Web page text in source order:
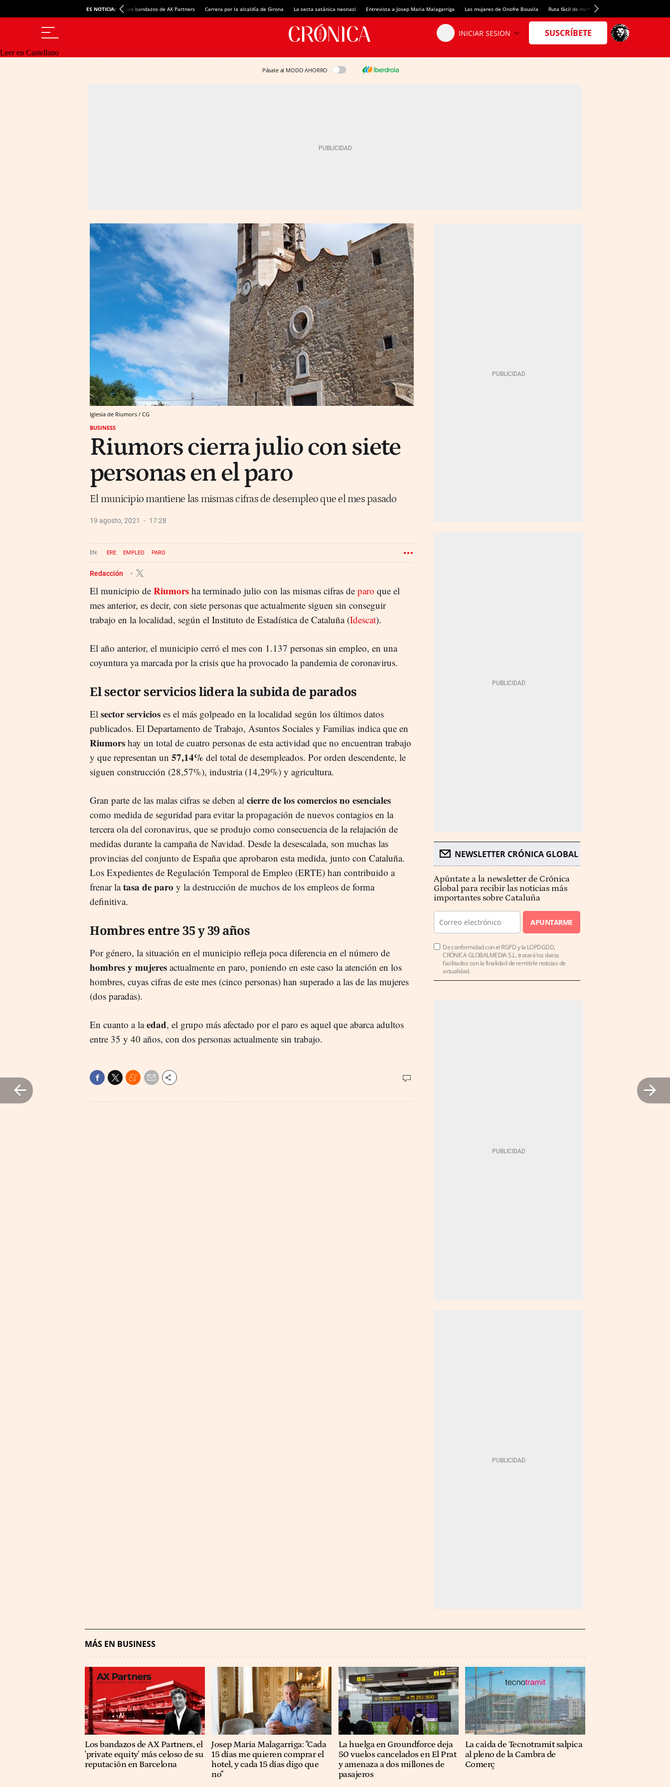
ES NOTICIA: Los bandazos de AX Partners Carrera por la alcaldía de Girona La secta satánica neonazi Entrevista a Josep Maria Malagarriga Las mujeres de Onofre Bouvila Ruta fácil de montaña
Leer en Castellano
Pásate al MODO AHORRO
Iglesia de Riumors / CG
BUSINESS
Riumors cierra julio con siete
personas en el paro
El municipio mantiene las mismas cifras de desempleo que el mes pasado
19 agosto, 2021 17:28
ERE EMPLEO PARO
Redacción
El municipio de Riumors ha terminado julio con las mismas cifras de paro que el
mes anterior, es decir, con siete personas que actualmente siguen sin conseguir
trabajo en la localidad, según el Instituto de Estadística de Cataluña (Idescat).
El año anterior, el municipio cerró el mes con 1.137 personas sin empleo, en una
coyuntura ya marcada por la crisis que ha provocado la pandemia de coronavirus.
El sector servicios lidera la subida de parados
El sector servicios es el más golpeado en la localidad según los últimos datos
publicados. El Departamento de Trabajo, Asuntos Sociales y Familias indica que en
Riumors hay un total de cuatro personas de esta actividad que no encuentran trabajo
y que representan un 57,14% del total de desempleados. Por orden descendente, le
siguen construcción (28,57%), industria (14,29%) y agricultura.
Gran parte de las malas cifras se deben al cierre de los comercios no esenciales
como medida de seguridad para evitar la propagación de nuevos contagios en la
tercera ola del coronavirus, que se produjo como consecuencia de la relajación de
medidas durante la campaña de Navidad. Desde la desescalada, son muchas las
provincias del conjunto de España que aprobaron esta medida, junto con Cataluña.
Los Expedientes de Regulación Temporal de Empleo (ERTE) han contribuido a
frenar latasa de paro y la destrucción de muchos de los empleos de forma
definitiva.
Hombres entre 35 y 39 años
Por género, la situación en el municipio refleja poca diferencia en el número de
hombres y mujeres actualmente en paro, poniendo en este caso la atención en los
hombres, cuyas cifras de este mes (cinco personas) han superado a las de las mujeres
(dos paradas).
En cuanto a laedad, el grupo más afectado por el paro es aquel que abarca adultos
entre 35 y 40 años, con dos personas actualmente sin trabajo.
NEWSLETTER CRÓNICA GLOBAL
Apúntate a la newsletter de Crónica
Global para recibir las noticias más
importantes sobre Cataluña
APUNTARME
De conformidad con el RGPD y la LOPDGDD,
CRÓNICA GLOBALMEDIA S.L. tratará los datos
facilitados con la finalidad de remitirle noticias de
actualidad.
MÁS EN BUSINESS
Los bandazos de AX Partners, el
'private equity' más celoso de su
reputación en Barcelona
​​Josep Maria Malagarriga: "Cada
15 días me quieren comprar el
hotel, y cada 15 días digo que
no"
La huelga en Groundforce deja
50 vuelos cancelados en El Prat
y amenaza a dos millones de
pasajeros
La caída de Tecnotramit salpica
al pleno de la Cambra de
Comerç